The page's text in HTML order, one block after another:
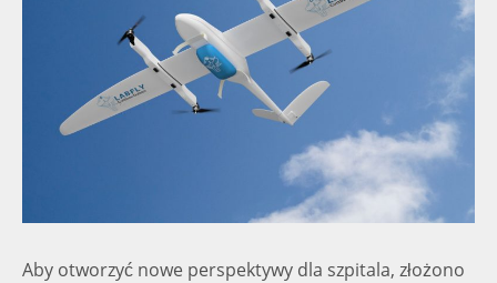
Aby otworzyć nowe perspektywy dla szpitala, złożono